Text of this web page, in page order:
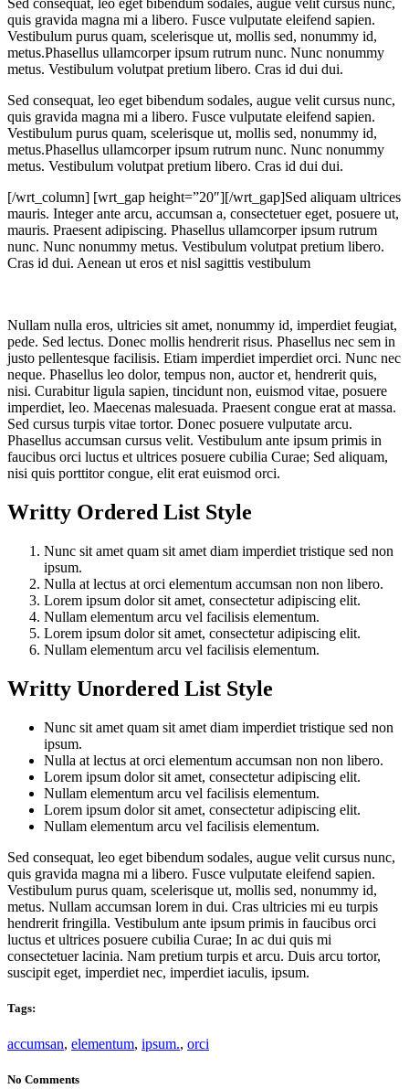
Sed consequat, leo eget bibendum sodales, augue velit cursus nunc,
quis gravida magna mi a libero. Fusce vulputate eleifend sapien.
Vestibulum purus quam, scelerisque ut, mollis sed, nonummy id,
metus.Phasellus ullamcorper ipsum rutrum nunc. Nunc nonummy
metus. Vestibulum volutpat pretium libero. Cras id dui dui.
Sed consequat, leo eget bibendum sodales, augue velit cursus nunc,
quis gravida magna mi a libero. Fusce vulputate eleifend sapien.
Vestibulum purus quam, scelerisque ut, mollis sed, nonummy id,
metus.Phasellus ullamcorper ipsum rutrum nunc. Nunc nonummy
metus. Vestibulum volutpat pretium libero. Cras id dui dui.
[/wrt_column] [wrt_gap height=”20″][/wrt_gap]Sed aliquam ultrices
mauris. Integer ante arcu, accumsan a, consectetuer eget, posuere ut,
mauris. Praesent adipiscing. Phasellus ullamcorper ipsum rutrum
nunc. Nunc nonummy metus. Vestibulum volutpat pretium libero.
Cras id dui. Aenean ut eros et nisl sagittis vestibulum
Nullam nulla eros, ultricies sit amet, nonummy id, imperdiet feugiat,
pede. Sed lectus. Donec mollis hendrerit risus. Phasellus nec sem in
justo pellentesque facilisis. Etiam imperdiet imperdiet orci. Nunc nec
neque. Phasellus leo dolor, tempus non, auctor et, hendrerit quis,
nisi. Curabitur ligula sapien, tincidunt non, euismod vitae, posuere
imperdiet, leo. Maecenas malesuada. Praesent congue erat at massa.
Sed cursus turpis vitae tortor. Donec posuere vulputate arcu.
Phasellus accumsan cursus velit. Vestibulum ante ipsum primis in
faucibus orci luctus et ultrices posuere cubilia Curae; Sed aliquam,
nisi quis porttitor congue, elit erat euismod orci.
Writty Ordered List Style
Nunc sit amet quam sit amet diam imperdiet tristique sed non
ipsum.
Nulla at lectus at orci elementum accumsan non non libero.
Lorem ipsum dolor sit amet, consectetur adipiscing elit.
Nullam elementum arcu vel facilisis elementum.
Lorem ipsum dolor sit amet, consectetur adipiscing elit.
Nullam elementum arcu vel facilisis elementum.
Writty Unordered List Style
Nunc sit amet quam sit amet diam imperdiet tristique sed non
ipsum.
Nulla at lectus at orci elementum accumsan non non libero.
Lorem ipsum dolor sit amet, consectetur adipiscing elit.
Nullam elementum arcu vel facilisis elementum.
Lorem ipsum dolor sit amet, consectetur adipiscing elit.
Nullam elementum arcu vel facilisis elementum.
Sed consequat, leo eget bibendum sodales, augue velit cursus nunc,
quis gravida magna mi a libero. Fusce vulputate eleifend sapien.
Vestibulum purus quam, scelerisque ut, mollis sed, nonummy id,
metus. Nullam accumsan lorem in dui. Cras ultricies mi eu turpis
hendrerit fringilla. Vestibulum ante ipsum primis in faucibus orci
luctus et ultrices posuere cubilia Curae; In ac dui quis mi
consectetuer lacinia. Nam pretium turpis et arcu. Duis arcu tortor,
suscipit eget, imperdiet nec, imperdiet iaculis, ipsum.
Tags:
accumsan, elementum, ipsum., orci
No Comments